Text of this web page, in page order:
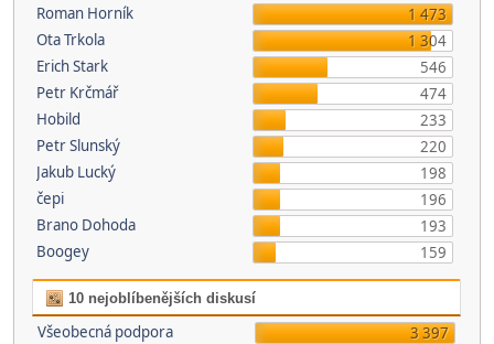
Roman Horník
1 473
Ota Trkola
1 304
Erich Stark
546
Petr Krčmář
474
Hobild
233
Petr Slunský
220
Jakub Lucký
198
čepi
196
Brano Dohoda
193
Boogey
159
10 nejoblíbenějších diskusí
Všeobecná podpora
3 397